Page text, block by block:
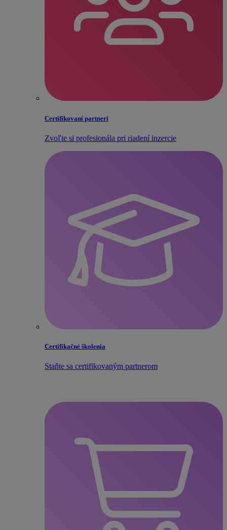
Certifikovaní partneri
Zvoľte si profesionála pri riadení inzercie
Certifikačné školenia
Staňte sa certifikovaným partnerom